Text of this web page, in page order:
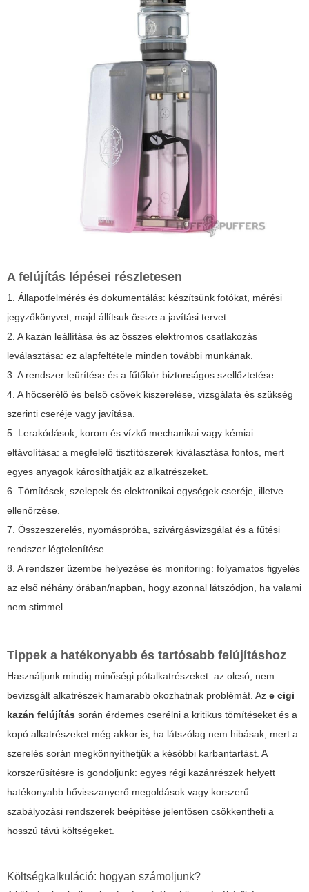
A felújítás lépései részletesen
1. Állapotfelmérés és dokumentálás: készítsünk fotókat, mérési
jegyzőkönyvet, majd állítsuk össze a javítási tervet.
2. A kazán leállítása és az összes elektromos csatlakozás
leválasztása: ez alapfeltétele minden további munkának.
3. A rendszer leürítése és a fűtőkör biztonságos szellőztetése.
4. A hőcserélő és belső csövek kiszerelése, vizsgálata és szükség
szerinti cseréje vagy javítása.
5. Lerakódások, korom és vízkő mechanikai vagy kémiai
eltávolítása: a megfelelő tisztítószerek kiválasztása fontos, mert
egyes anyagok károsíthatják az alkatrészeket.
6. Tömítések, szelepek és elektronikai egységek cseréje, illetve
ellenőrzése.
7. Összeszerelés, nyomáspróba, szivárgásvizsgálat és a fűtési
rendszer légtelenítése.
8. A rendszer üzembe helyezése és monitoring: folyamatos figyelés
az első néhány órában/napban, hogy azonnal látszódjon, ha valami
nem stimmel.
Tippek a hatékonyabb és tartósabb felújításhoz
Használjunk mindig minőségi pótalkatrészeket: az olcsó, nem
bevizsgált alkatrészek hamarabb okozhatnak problémát. Az e cigi
kazán felújítás során érdemes cserélni a kritikus tömítéseket és a
kopó alkatrészeket még akkor is, ha látszólag nem hibásak, mert a
szerelés során megkönnyíthetjük a későbbi karbantartást. A
korszerűsítésre is gondoljunk: egyes régi kazánrészek helyett
hatékonyabb hővisszanyerő megoldások vagy korszerű
szabályozási rendszerek beépítése jelentősen csökkentheti a
hosszú távú költségeket.
Költségkalkuláció: hogyan számoljunk?